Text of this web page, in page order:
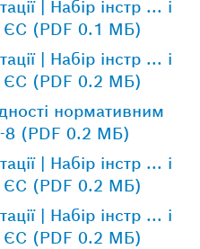
| Набір інстр ... і
ЄС (PDF 0.1 МБ)
| Набір інстр ... і
ЄС (PDF 0.2 МБ)
нормативним
8 (PDF 0.2 МБ)
| Набір інстр ... і
ЄС (PDF 0.2 МБ)
| Набір інстр ... і
ЄС (PDF 0.2 МБ)